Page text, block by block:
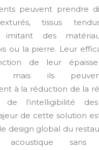
peuvent prendre
tissus
imitant des
ou la pierre. Leur
de leur
mais ils
à la réduction de la
de l’intelligibilité
de cette solution
design global du
acoustique sans